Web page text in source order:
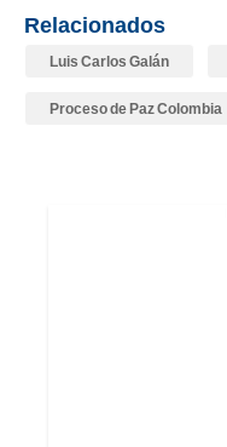
Relacionados
Luis Carlos Galán
Proceso de Paz Colombia